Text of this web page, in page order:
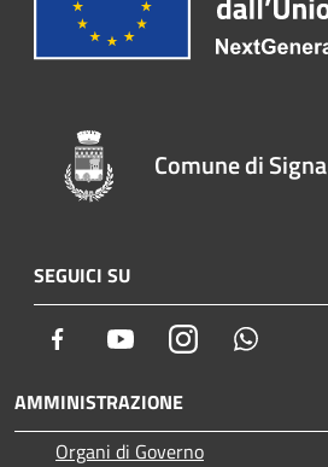
Comune di Signa
SEGUICI SU
Facebook YoutubeInstagram
AMMINISTRAZIONE
Organi di Governo